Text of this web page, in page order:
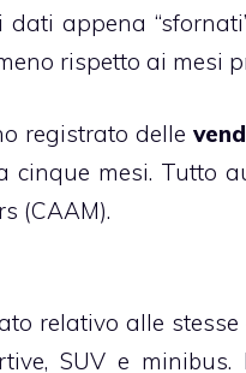
appena
rispetto ai mesi
registrato delle
cinque mesi. Tutto
(CAAM).
relativo alle
SUV e